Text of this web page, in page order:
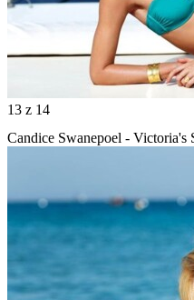
13 z 14
Candice Swanepoel - Victoria's